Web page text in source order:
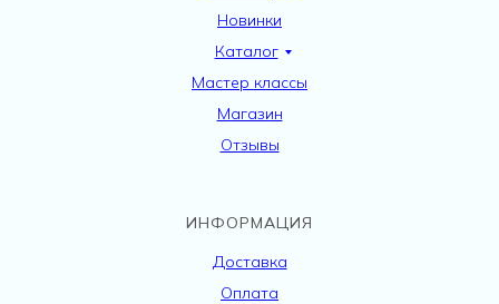
Новинки
Каталог
Мастер классы
Магазин
Отзывы
ИНФОРМАЦИЯ
Доставка
Оплата